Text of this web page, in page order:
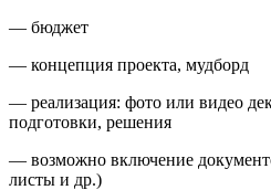
— бюджет
— концепция проекта, мудборд
— реализация: фото или видео
подготовки, решения
— возможно включение
листы и др.)